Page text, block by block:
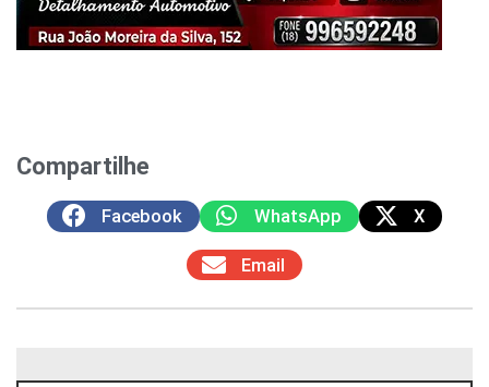
Compartilhe
Facebook WhatsApp X
Email